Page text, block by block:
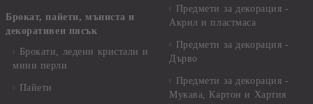
Брокат, пайети, мъниста и
декоративен пясък
Брокати, ледени кристали и
мини перли
Пайети
Предмети за декорация -
Акрил и пластмаса
Предмети за декорация -
Дърво
Предмети за декорация -
Мукава, Картон и Хартия